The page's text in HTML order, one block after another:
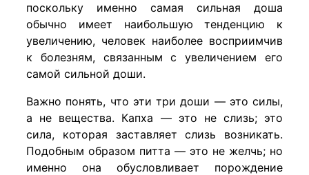
поскольку именно самая сильная доша
обычно имеет наибольшую тенденцию к
увеличению, человек наиболее восприимчив
к болезням, связанным с увеличением его
самой сильной доши.
Важно понять, что эти три доши — это силы,
а не вещества. Капха — это не слизь; это
сила, которая заставляет слизь возникать.
Подобным образом питта — это не желчь; но
именно она обусловливает порождение